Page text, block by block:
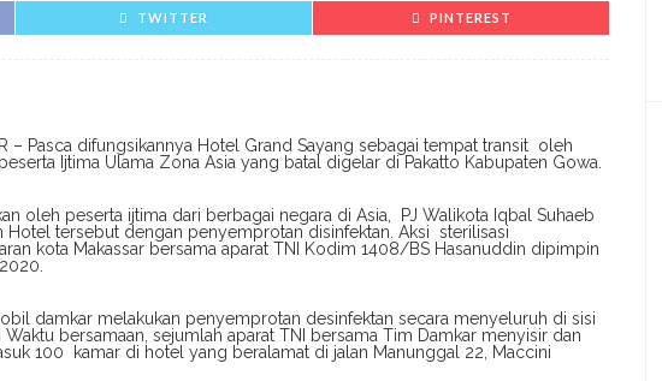
TWITTER PINTEREST
– Pasca difungsikannya Hotel Grand Sayang sebagai tempat transit oleh
Ijtima Ulama Zona Asia yang batal digelar di Pakatto Kabupaten Gowa.
oleh peserta ijtima dari berbagai negara di Asia, PJ Walikota Iqbal Suhaeb
Hotel tersebut dengan penyemprotan disinfektan. Aksi sterilisasi
kota Makassar bersama aparat TNI Kodim 1408/BS Hasanuddin dipimpin
damkar melakukan penyemprotan desinfektan secara menyeluruh di sisi
bersamaan, sejumlah aparat TNI bersama Tim Damkar menyisir dan
100 kamar di hotel yang beralamat di jalan Manunggal 22, Maccini